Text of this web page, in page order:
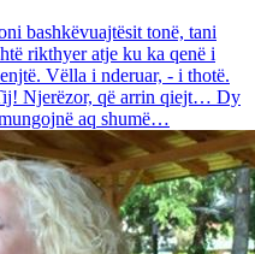
bashkëvuajtësit tonë, tani
rikthyer atje ku ka qenë i
Vëlla i nderuar, - i thotë.
Njerëzor, që arrin qiejt… Dy
aq shumë…